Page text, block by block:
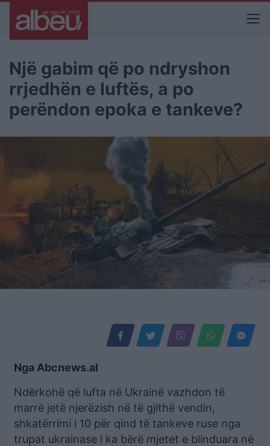
Një gabim që po ndryshon
rrjedhën e luftës, a po
perëndon epoka e tankeve?
Nga Abcnews.al
Ndërkohë që lufta në Ukrainë vazhdon të
marrë jetë njerëzish në të gjithë vendin,
shkatërrimi i 10 për qind të tankeve ruse nga
trupat ukrainase i ka bërë mjetet e blinduara në